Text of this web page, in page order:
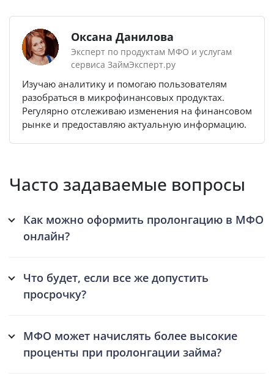
Оксана Данилова
Эксперт по продуктам МФО и услугам
сервиса ЗаймЭксперт.ру
Изучаю аналитику и помогаю пользователям
разобраться в микрофинансовых продуктах.
Регулярно отслеживаю изменения на финансовом
рынке и предоставляю актуальную информацию.
Часто задаваемые вопросы
Как можно оформить пролонгацию в МФО
онлайн?
Что будет, если все же допустить
просрочку?
МФО может начислять более высокие
проценты при пролонгации займа?